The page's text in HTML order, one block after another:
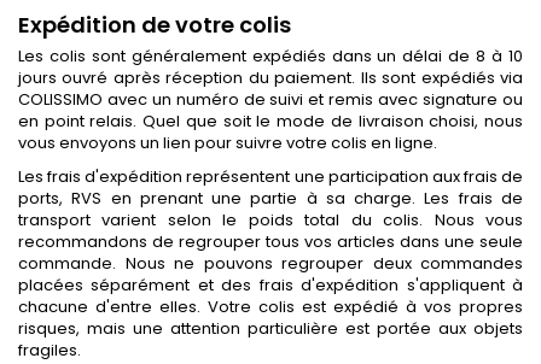
Expédition de votre colis
Les colis sont généralement expédiés dans un délai de 8 à 10
jours ouvré après réception du paiement. Ils sont expédiés via
COLISSIMO avec un numéro de suivi et remis avec signature ou
en point relais. Quel que soit le mode de livraison choisi, nous
vous envoyons un lien pour suivre votre colis en ligne.
Les frais d'expédition représentent une participation aux frais de
ports, RVS en prenant une partie à sa charge. Les frais de
transport varient selon le poids total du colis. Nous vous
recommandons de regrouper tous vos articles dans une seule
commande. Nous ne pouvons regrouper deux commandes
placées séparément et des frais d'expédition s'appliquent à
chacune d'entre elles. Votre colis est expédié à vos propres
risques, mais une attention particulière est portée aux objets
fragiles.